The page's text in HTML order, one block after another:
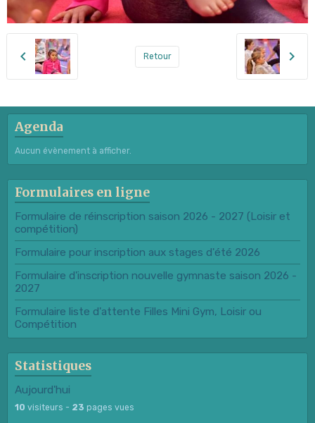
Retour
Agenda
Aucun évènement à afficher.
Formulaires en ligne
Formulaire de réinscription saison 2026 - 2027 (Loisir et
compétition)
Formulaire pour inscription aux stages d'été 2026
Formulaire d'inscription nouvelle gymnaste saison 2026 -
2027
Formulaire liste d'attente Filles Mini Gym, Loisir ou
Compétition
Statistiques
Aujourd'hui
10 visiteurs - 23 pages vues